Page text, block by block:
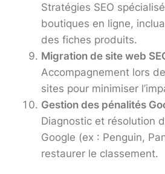
Stratégies SEO
boutiques en ligne,
des fiches produits.
Migration de site web
Accompagnement lors
sites pour minimiser
Gestion des pénalités
Diagnostic et résolution
Google (ex : Penguin,
restaurer le classement.